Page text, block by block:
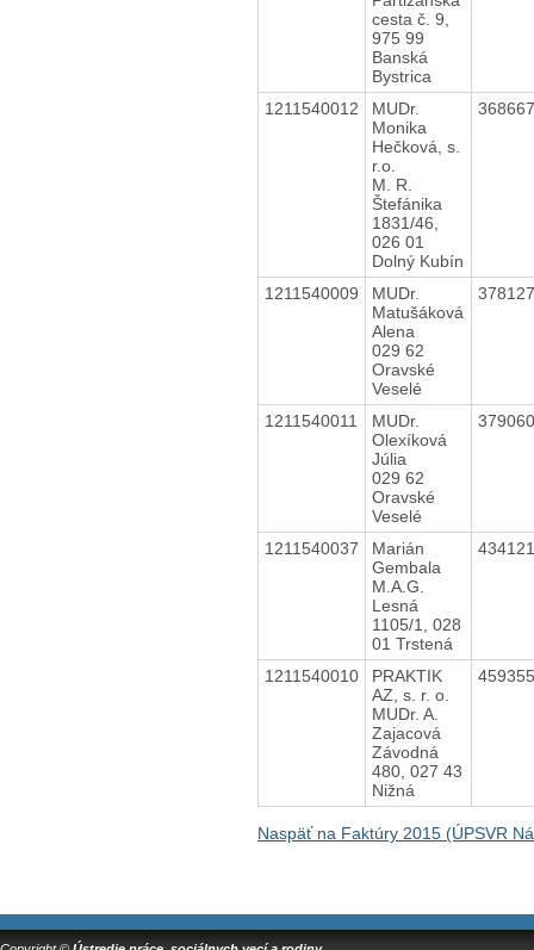
cesta č. 9,
975 99
Banská
Bystrica
1211540012
MUDr.
Monika
Hečková, s.
r.o.
M. R.
Štefánika
1831/46,
026 01
Dolný Kubín
1211540009
MUDr.
Matušáková
Alena
029 62
Oravské
Veselé
1211540011
MUDr.
Olexíková
Júlia
029 62
Oravské
Veselé
1211540037
Marián
Gembala
M.A.G.
Lesná
1105/1, 028
01 Trstená
1211540010
PRAKTIK
AZ, s. r. o.
MUDr. A.
Zajacová
Závodná
480, 027 43
Nižná
Naspäť na Faktúry 2015 (ÚPSVR